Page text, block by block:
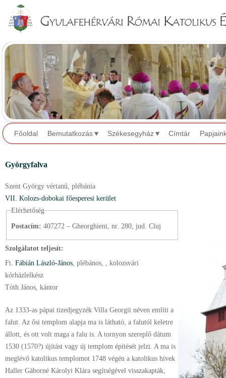
Főoldal Bemutatkozás Székesegyház Címtár
Györgyfalva
Szent György vértanú, plébánia
VII. Kolozs-dobokai főesperesi kerület
Elérhetőség
Postacím: 407272 – Gheorghieni, nr. 280, jud. Cluj
Szolgálatot teljesít:
Ft. Fábián László-János , plébános , , kolozsvári
kórházlelkész
Tóth János, kántor
Az 1333-as pápai tizedjegyzék Villa Georgii néven említi a
falut. Az ősi templom alapja ma is látható, a falutól keletre
állott, és ott volt maga a falu is. A tornyon szereplő dátum
1530 (1570?) újítást vagy új templom építését jelzi. A ma is
meglévő katolikus templomot 1748 végén a katolikus hívek
Haller Gáborné Károlyi Klára segítségével visszakapták,